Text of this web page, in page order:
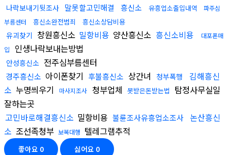
나락보내기뒷조사 말못할고민해결 흥신소 유흥업소출입내역
파주심
부름센터
흥신소완전범죄 흥신소상담비용
유괴찾기 창원흥신소 밀항비용 양산흥신소 흥신소비용
대포폰매
입
인생나락보내는방법
안성흥신소 전주심부름센터
경주흥신소 아이폰찾기 후불흥신소 상간녀 청부폭행
김해흥신
소 누명씌우기 마사지조사 청부업체 못받은돈받는법
탐정사무실일
잘하는곳
고민바로해결흥신소 밀항비용 불륜조사유흥업소조사
논산흥신
소 조선족청부 보복대행 텔레그램추적
좋아요 0 싫어요 0